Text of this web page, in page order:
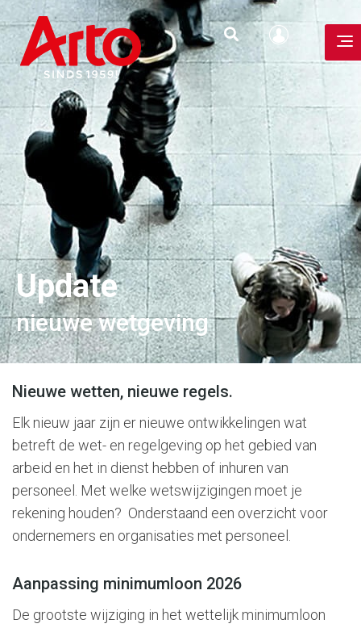
Update
nieuwe wetgeving
Nieuwe wetten, nieuwe regels.
Elk nieuw jaar zijn er nieuwe ontwikkelingen wat
betreft de wet- en regelgeving op het gebied van
arbeid en het in dienst hebben of inhuren van
personeel. Met welke wetswijzigingen moet je
rekening houden? Onderstaand een overzicht voor
ondernemers en organisaties met personeel.
Aanpassing minimumloon 2026
De grootste wijziging in het wettelijk minimumloon